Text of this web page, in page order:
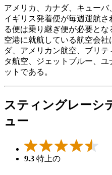
アメリカ、カナダ、キューバ
イギリス発着便が毎週運航
る便は乗り継ぎ便が必要と
空港に就航している航空会
ダ、アメリカン航空、ブリ
タ航空、ジェットブルー、
ットである。
スティングレーシ
ュー
9.3 特上の